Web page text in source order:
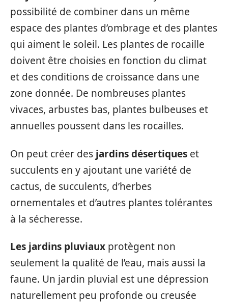
possibilité de combiner dans un même
espace des plantes d’ombrage et des plantes
qui aiment le soleil. Les plantes de rocaille
doivent être choisies en fonction du climat
et des conditions de croissance dans une
zone donnée. De nombreuses plantes
vivaces, arbustes bas, plantes bulbeuses et
annuelles poussent dans les rocailles.
On peut créer des jardins désertiques et
succulents en y ajoutant une variété de
cactus, de succulents, d’herbes
ornementales et d’autres plantes tolérantes
à la sécheresse.
Les jardins pluviaux protègent non
seulement la qualité de l’eau, mais aussi la
faune. Un jardin pluvial est une dépression
naturellement peu profonde ou creusée